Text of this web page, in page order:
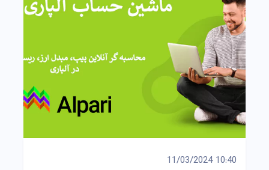
10:40 11/03/2024